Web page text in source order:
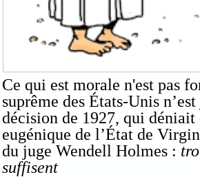
Ce qui est morale n'est pas
suprême des États-Unis
décision de 1927, qui
eugénique de l’État de
du juge Wendell Holmes :
suffisent